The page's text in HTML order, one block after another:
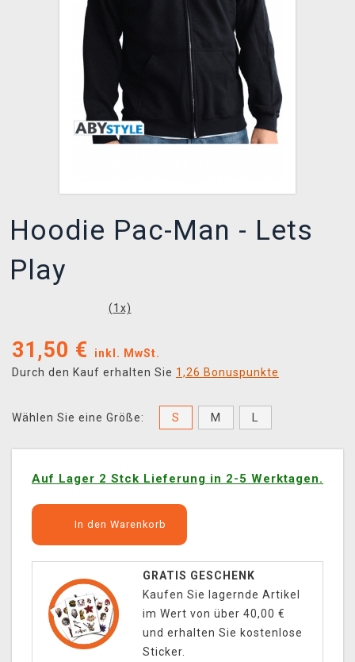
XZONE CLUB
Hoodie Pac-Man - Lets
Play
(1 x)
31,50 €
inkl. MwSt.
Durch den Kauf erhalten Sie 1,26 Bonuspunkte
Wählen Sie eine Größe: S M L
Auf Lager 2 Stck Lieferung in 2-5 Werktagen.
In den Warenkorb
GRATIS GESCHENK
Kaufen Sie lagernde Artikel
im Wert von über 40,00 €
und erhalten Sie kostenlose
Sticker.